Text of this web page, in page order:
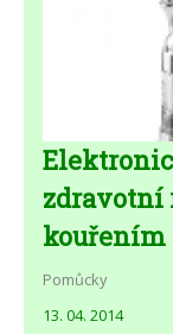
zdravotní
kouřením
Pomůcky
13. 04. 2014